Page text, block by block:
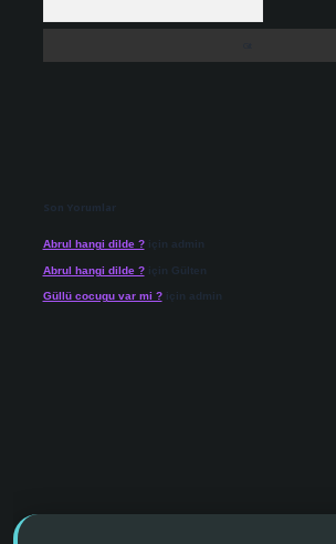
Son Yorumlar
Abrul hangi dilde ?için admin
Abrul hangi dilde ?için Gülten
Güllü cocugu var mi ?için admin